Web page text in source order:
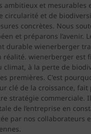
ambitieux et mesurables
circularité et de
concrètes. Nous
et préparons l’avenir.
durable wienerberger
réalité. wienerberger est
climat, à la perte de
premières. C'est
clé de la croissance, fait
stratégie commerciale. Il
de l’entreprise en
par nos collaborateurs